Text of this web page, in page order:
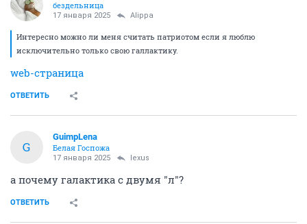
бездельница
17 января 2025 Alippa
Интересно можно ли меня считать патриотом если я люблю
исключительно только свою галлактику.
web-страница
ОТВЕТИТЬ
G
GuimpLena
Белая Госпожа
17 января 2025 lexus
а почему галактика с двумя "л"?
ОТВЕТИТЬ